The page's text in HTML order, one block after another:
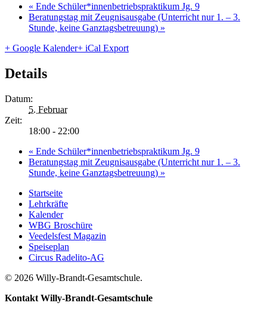
« Ende Schüler*innenbetriebspraktikum Jg. 9
Beratungstag mit Zeugnisausgabe (Unterricht nur 1. – 3.
Stunde, keine Ganztagsbetreuung) »
+ Google Kalender+ iCal Export
Details
Datum:
5. Februar
Zeit:
18:00 - 22:00
« Ende Schüler*innenbetriebspraktikum Jg. 9
Beratungstag mit Zeugnisausgabe (Unterricht nur 1. – 3.
Stunde, keine Ganztagsbetreuung) »
Startseite
Lehrkräfte
Kalender
WBG Broschüre
Veedelsfest Magazin
Speiseplan
Circus Radelito-AG
© 2026 Willy-Brandt-Gesamtschule.
Kontakt Willy-Brandt-Gesamtschule